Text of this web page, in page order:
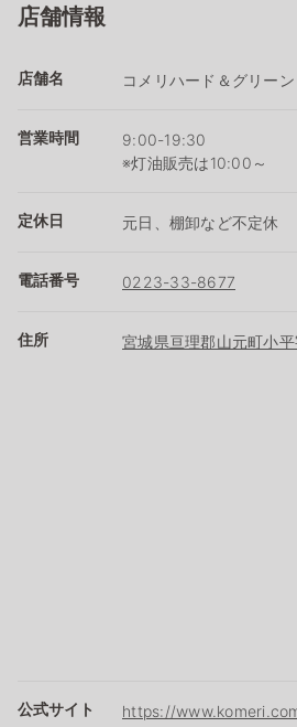
店舗情報
店舗名 コメリハード＆グリー
営業時間
9:00-19:30
※灯油販売は10:00～
定休日 元日、棚卸など不定休
電話番号 0223-33-8677
住所 宮城県亘理郡山元町小
公式サイト
https://